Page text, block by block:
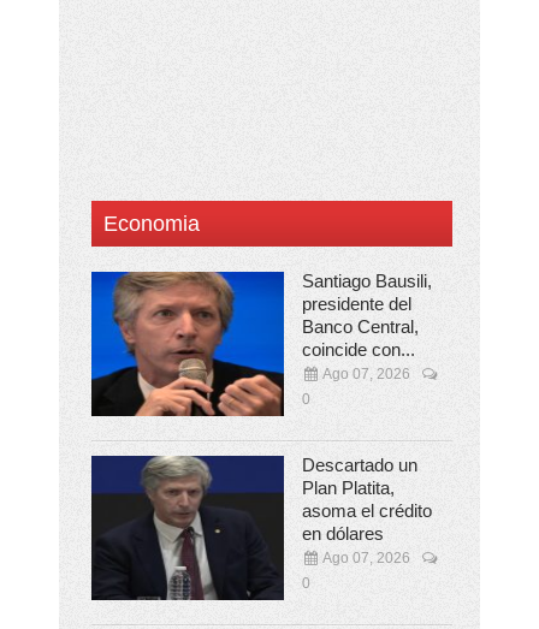
Economia
Santiago Bausili,
presidente del
Banco Central,
coincide con...
Ago 07, 2026
0
Descartado un
Plan Platita,
asoma el crédito
en dólares
Ago 07, 2026
0